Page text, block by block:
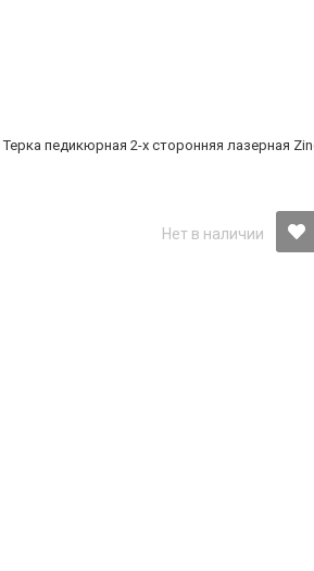
Терка педикюрная 2-х сторонняя лазерная
Нет в наличии